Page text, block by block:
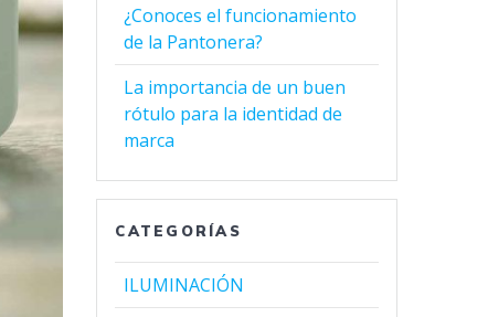
¿Conoces el funcionamiento
de la Pantonera?
La importancia de un buen
rótulo para la identidad de
marca
CATEGORÍAS
ILUMINACIÓN